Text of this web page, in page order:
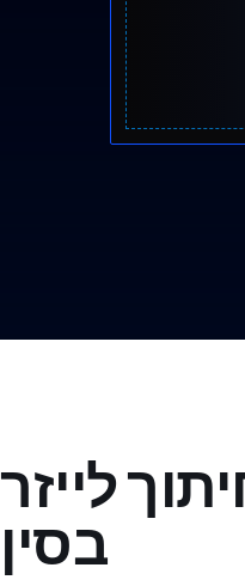
לייזר
בסין